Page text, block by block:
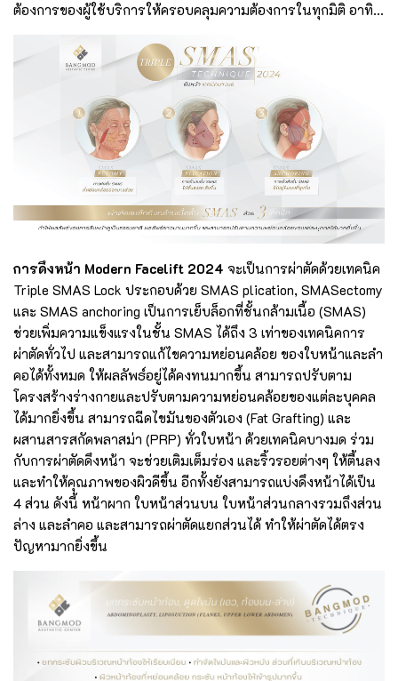
ต้องการของผู้ใช้บริการให้ครอบคลุมความต้องการในทุกมิติ อาทิ...
การดึงหน้า Modern Facelift 2024 จะเป็นการผ่าตัดด้วยเทคนิค
Triple SMAS Lock ประกอบด้วย SMAS plication, SMASectomy
และ SMAS anchoring เป็นการเย็บล็อกที่ชั้นกล้ามเนื้อ (SMAS)
ช่วยเพิ่มความแข็งแรงในชั้น SMAS ได้ถึง 3 เท่าของเทคนิคการ
ผ่าตัดทั่วไป และสามารถแก้ไขความหย่อนคล้อย ของใบหน้าและลำ
คอได้ทั้งหมด ให้ผลลัพธ์อยู่ได้คงทนมากขึ้น สามารถปรับตาม
โครงสร้างร่างกายและปรับตามความหย่อนคล้อยของแต่ละบุคคล
ได้มากยิ่งขึ้น สามารถฉีดไขมันของตัวเอง (Fat Grafting) และ
ผสานสารสกัดพลาสม่า (PRP) ทั่วใบหน้า ด้วยเทคนิคบางมด ร่วม
กับการผ่าตัดดึงหน้า จะช่วยเติมเต็มร่อง และริ้วรอยต่างๆ ให้ตื้นลง
และทำให้คุณภาพของผิวดีขึ้น อีกทั้งยังสามารถแบ่งดึงหน้าได้เป็น
4 ส่วน ดังนี้ หน้าผาก ใบหน้าส่วนบน ใบหน้าส่วนกลางรวมถึงส่วน
ล่าง และลำคอ และสามารถผ่าตัดแยกส่วนได้ ทำให้ผ่าตัดได้ตรง
ปัญหามากยิ่งขึ้น